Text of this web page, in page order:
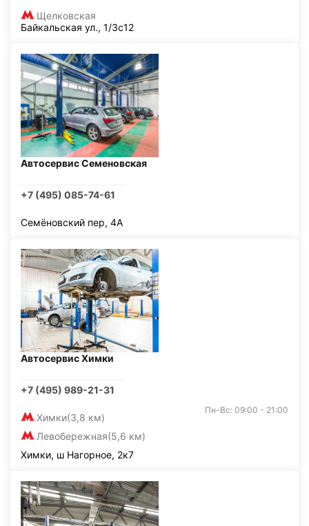
Щелковская
Байкальская ул., 1/3с12
Автосервис Семеновская
+7 (495) 085-74-61
Семёновский пер, 4А
Автосервис Химки
+7 (495) 989-21-31
Химки(3,8 км)
Левобережная(5,6 км)
Пн-Вс: 09:00 - 21:00
Химки, ш Нагорное, 2к7